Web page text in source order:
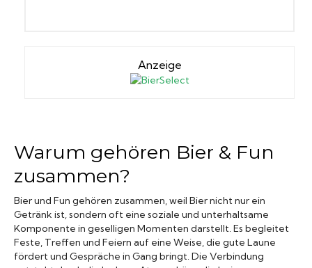
Anzeige
Warum gehören Bier & Fun
zusammen?
Bier und Fun gehören zusammen, weil Bier nicht nur ein
Getränk ist, sondern oft eine soziale und unterhaltsame
Komponente in geselligen Momenten darstellt. Es begleitet
Feste, Treffen und Feiern auf eine Weise, die gute Laune
fördert und Gespräche in Gang bringt. Die Verbindung